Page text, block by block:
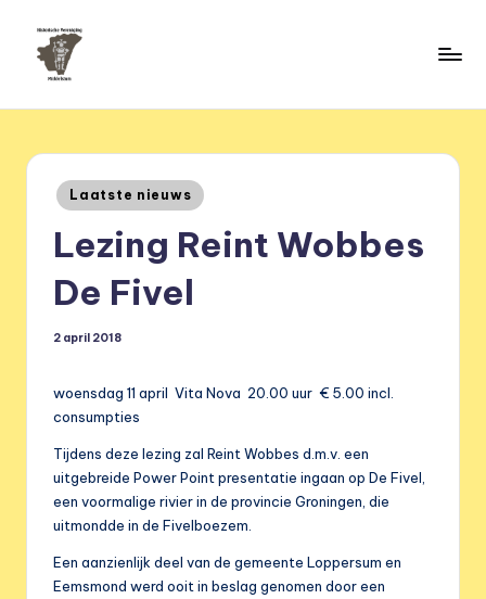
Geplaatst
in
Laatste nieuws
Lezing Reint Wobbes
De Fivel
2 april 2018
woensdag 11 april Vita Nova 20.00 uur € 5.00 incl.
consumpties
Tijdens deze lezing zal Reint Wobbes d.m.v. een
uitgebreide Power Point presentatie ingaan op De Fivel,
een voormalige rivier in de provincie Groningen, die
uitmondde in de Fivelboezem.
Een aanzienlijk deel van de gemeente Loppersum en
Eemsmond werd ooit in beslag genomen door een